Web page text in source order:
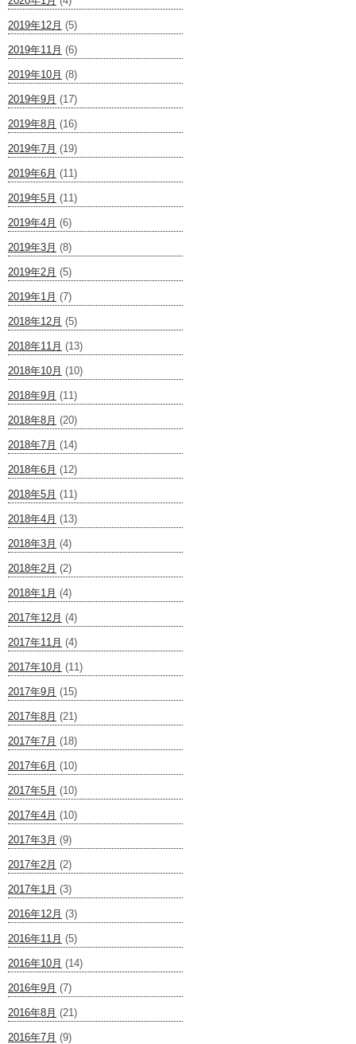
2019年12月 (5)
2019年11月 (6)
2019年10月 (8)
2019年9月 (17)
2019年8月 (16)
2019年7月 (19)
2019年6月 (11)
2019年5月 (11)
2019年4月 (6)
2019年3月 (8)
2019年2月 (5)
2019年1月 (7)
2018年12月 (5)
2018年11月 (13)
2018年10月 (10)
2018年9月 (11)
2018年8月 (20)
2018年7月 (14)
2018年6月 (12)
2018年5月 (11)
2018年4月 (13)
2018年3月 (4)
2018年2月 (2)
2018年1月 (4)
2017年12月 (4)
2017年11月 (4)
2017年10月 (11)
2017年9月 (15)
2017年8月 (21)
2017年7月 (18)
2017年6月 (10)
2017年5月 (10)
2017年4月 (10)
2017年3月 (9)
2017年2月 (2)
2017年1月 (3)
2016年12月 (3)
2016年11月 (5)
2016年10月 (14)
2016年9月 (7)
2016年8月 (21)
2016年7月 (9)